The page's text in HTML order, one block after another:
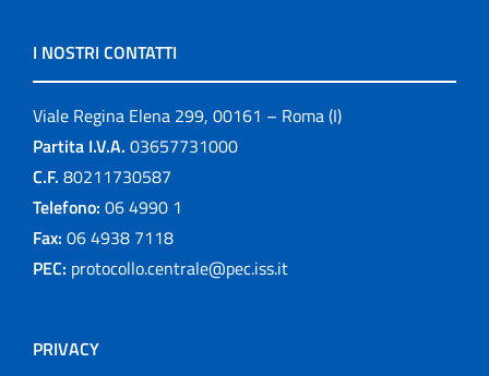
I NOSTRI CONTATTI
Viale Regina Elena 299, 00161 – Roma (I)
Partita I.V.A. 03657731000
C.F. 80211730587
Telefono: 06 4990 1
Fax: 06 4938 7118
PEC: protocollo.centrale@pec.iss.it
PRIVACY